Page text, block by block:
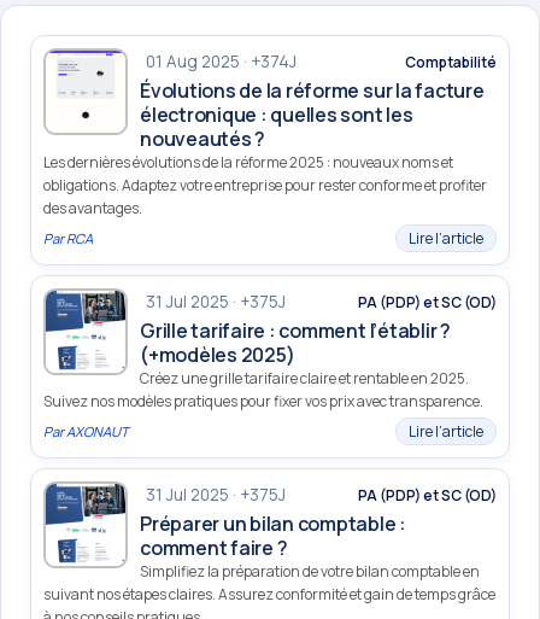
01 Aug 2025 · +374J Comptabilité
Évolutions de la réforme sur la facture
électronique : quelles sont les
nouveautés ?
Les dernières évolutions de la réforme 2025 : nouveaux noms et
obligations. Adaptez votre entreprise pour rester conforme et profiter
des avantages.
ParRCA Lire l’article
31 Jul 2025 · +375J PA (PDP) et SC (OD)
Grille tarifaire : comment l’établir ?
(+modèles 2025)
Créez une grille tarifaire claire et rentable en 2025.
Suivez nos modèles pratiques pour fixer vos prix avec transparence.
ParAXONAUT Lire l’article
31 Jul 2025 · +375J PA (PDP) et SC (OD)
Préparer un bilan comptable :
comment faire ?
Simplifiez la préparation de votre bilan comptable en
suivant nos étapes claires. Assurez conformité et gain de temps grâce